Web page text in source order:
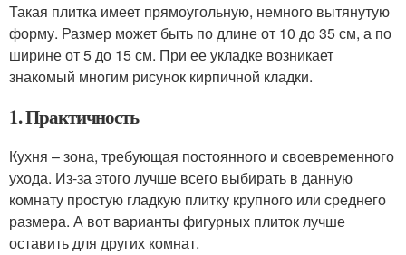
Такая плитка имеет прямоугольную, немного вытянутую
форму. Размер может быть по длине от 10 до 35 см, а по
ширине от 5 до 15 см. При ее укладке возникает
знакомый многим рисунок кирпичной кладки.
1. Практичность
Кухня – зона, требующая постоянного и своевременного
ухода. Из-за этого лучше всего выбирать в данную
комнату простую гладкую плитку крупного или среднего
размера. А вот варианты фигурных плиток лучше
оставить для других комнат.